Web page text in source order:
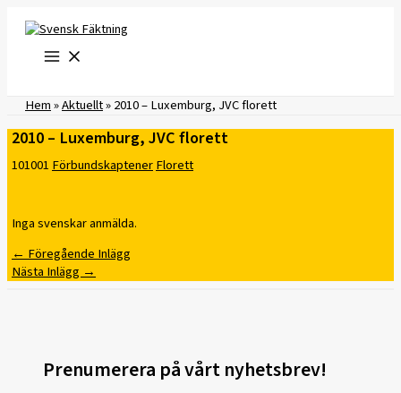
innehåll
Hem»Aktuellt»2010 – Luxemburg, JVC florett
2010 – Luxemburg, JVC florett
101001FörbundskaptenerFlorett
Inga svenskar anmälda.
←Föregående Inlägg
Nästa Inlägg→
Prenumerera på vårt nyhetsbrev!